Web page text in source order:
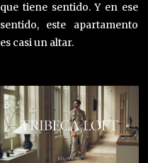
que tiene sentido. Y en ese
sentido, este apartamento
es casi un altar.